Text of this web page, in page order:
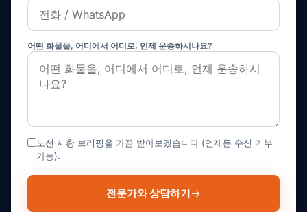
어떤 화물을, 어디에서 어디로, 언제 운송하시나요?
노선 시황 브리핑을 가끔 받아보겠습니다 (언제든 수신 거부
가능).
전문가와 상담하기